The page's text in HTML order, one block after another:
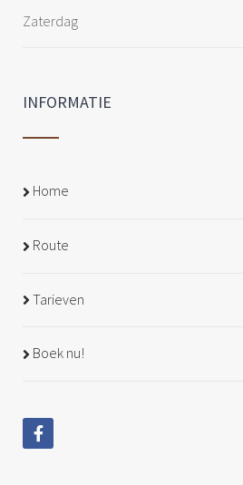
Zaterdag
INFORMATIE
Home
Route
Tarieven
Boek nu!